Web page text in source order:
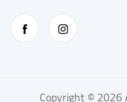
Copyright ©